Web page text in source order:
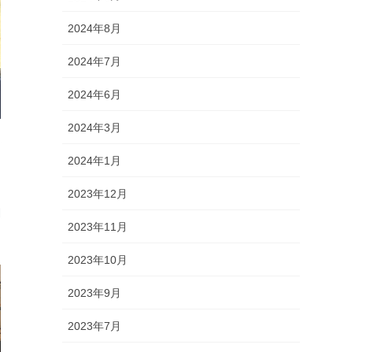
2024年8月
2024年7月
2024年6月
2024年3月
2024年1月
2023年12月
2023年11月
2023年10月
2023年9月
2023年7月